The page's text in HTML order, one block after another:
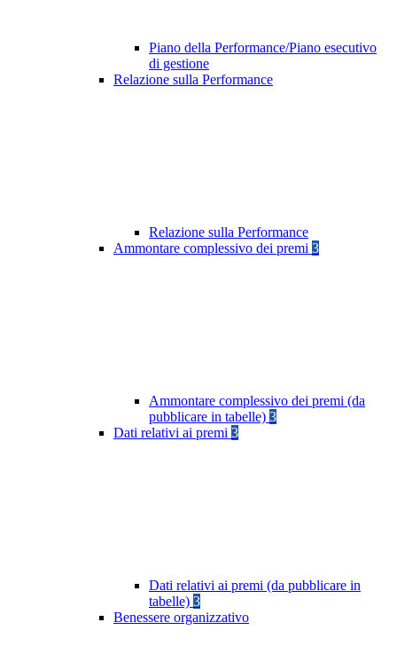
Piano della Performance/Piano esecutivo
di gestione
Relazione sulla Performance
Relazione sulla Performance
Ammontare complessivo dei premi 3
Ammontare complessivo dei premi (da
pubblicare in tabelle) 3
Dati relativi ai premi 3
Dati relativi ai premi (da pubblicare in
tabelle) 3
Benessere organizzativo